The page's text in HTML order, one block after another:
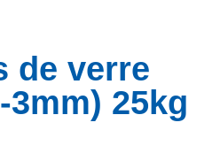
de verre
3mm) 25kg